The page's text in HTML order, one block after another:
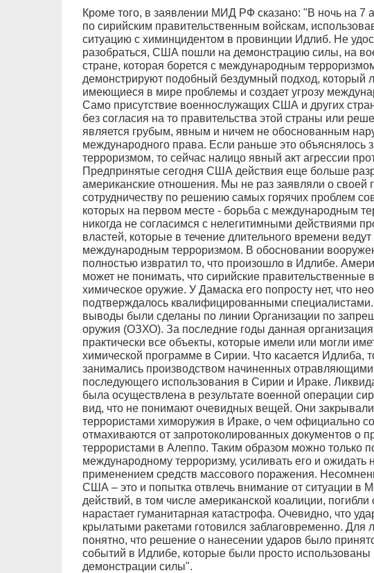
Кроме того, в заявлении МИД РФ сказано: "В ночь на 7
по сирийским правительственным войскам,
ситуацию с химинцидентом в провинции Идлиб. Не
разобраться, США пошли на демонстрацию силы, на
стране, которая борется с международным
демонстрируют подобный бездумный подход, который
имеющиеся в мире проблемы и создает угрозу
Само присутствие военнослужащих США и других
без согласия на то правительства этой страны или
является грубым, явным и ничем не обоснованным
международного права. Если раньше это объяснялось
терроризмом, то сейчас налицо явный акт агрессии
Предпринятые сегодня США действия еще больше
американские отношения. Мы не раз заявляли о своей
сотрудничеству по решению самых горячих проблем
которых на первом месте - борьба с международным
никогда не согласимся с нелегитимными действиями
властей, которые в течение длительного времени
международным терроризмом. В обосновании
полностью извратил то, что произошло в Идлибе.
может не понимать, что сирийские правительственные
химическое оружие. У Дамаска его попросту нет, что
подтверждалось квалифицированными
выводы были сделаны по линии Организации по
оружия (ОЗХО). За последние годы данная
практически все объекты, которые имели или могли
химической программе в Сирии. Что касается Идлиба,
занимались производством начиненных
последующего использования в Сирии и Ираке.
была осуществлена в результате военной операции
вид, что не понимают очевидных вещей. Они
террористами химоружия в Ираке, о чем официально
отмахиваются от запротоколированных документов о
террористами в Алеппо. Таким образом можно только
международному терроризму, усиливать его и ожидать
применением средств массового поражения.
США – это и попытка отвлечь внимание от ситуации в
действий, в том числе американской коалиции,
нарастает гуманитарная катастрофа. Очевидно, что
крылатыми ракетами готовился заблаговременно. Для
понятно, что решение о нанесении ударов было
событий в Идлибе, которые были просто использованы
демонстрации силы".